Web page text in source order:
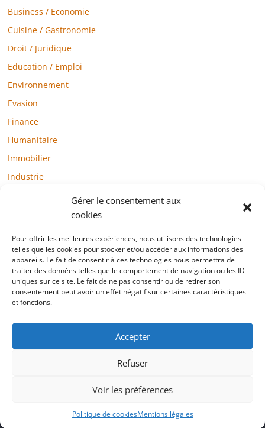
Gérer le consentement aux
cookies
Pour offrir les meilleures expériences, nous utilisons des technologies
telles que les cookies pour stocker et/ou accéder aux informations des
appareils. Le fait de consentir à ces technologies nous permettra de
traiter des données telles que le comportement de navigation ou les ID
uniques sur ce site. Le fait de ne pas consentir ou de retirer son
consentement peut avoir un effet négatif sur certaines caractéristiques
et fonctions.
Accepter
Refuser
Voir les préférences
Politique de cookiesMentions légales
Business / Economie
Cuisine / Gastronomie
Droit / Juridique
Education / Emploi
Environnement
Evasion
Finance
Humanitaire
Immobilier
Industrie
Mode / Beauté / Bien-être
Santé
Société
Sports
Technologie / Internet
Mentions légales